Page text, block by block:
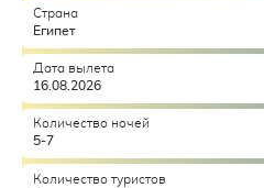
Страна
Египет
Дата вылета
16.08.2026
Количество ночей
5-7
Количество туристов